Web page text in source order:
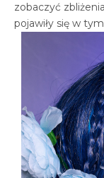
zobaczyć
pojawiły się w